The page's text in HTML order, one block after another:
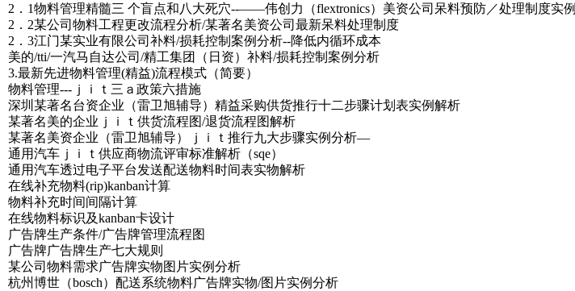
2．1物料管理精髓三 个盲点和八大死穴--――伟创力（flextronics）美资公司呆料预防／处理制度实例
2．2某公司物料工程更改流程分析/某著名美资公司最新呆料处理制度
2．3江门某实业有限公司补料/损耗控制案例分析--降低内循环成本
美的/tti/一汽马自达公司/精工集团（日资）补料/损耗控制案例分析
3.最新先进物料管理(精益)流程模式（简要）
物料管理---ｊｉｔ三ａ政策六措施
深圳某著名台资企业（雷卫旭辅导）精益采购供货推行十二步骤计划表实例解析
某著名美的企业ｊｉｔ供货流程图/退货流程图解析
某著名美资企业（雷卫旭辅导）ｊｉｔ推行九大步骤实例分析—
通用汽车ｊｉｔ供应商物流评审标准解析（sqe）
通用汽车透过电子平台发送配送物料时间表实物解析
在线补充物料(rip)kanban计算
物料补充时间间隔计算
在线物料标识及kanban卡设计
广告牌生产条件/广告牌管理流程图
广告牌广告牌生产七大规则
某公司物料需求广告牌实物图片实例分析
杭州博世（bosch）配送系统物料广告牌实物/图片实例分析